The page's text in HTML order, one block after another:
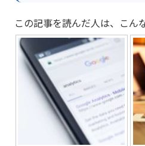
この記事を読んだ人は、こん